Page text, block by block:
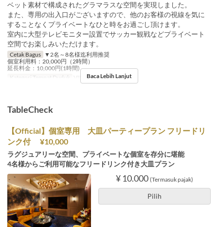
ベット素材で構成されたグラマラスな空間を実現しました。
また、専用の出入口がございますので、他のお客様の視線を気に
することなくプライベートなひと時をお過ごし頂けます。
室内に大型テレビモニター設置でサッカー観戦などプライベート
空間でお楽しみいただけます。
Cetak Bagus
▼2名～8名様迄利用推奨
個室利用料：20,000円（2時間）
延長料金：10,000円(1時間)
Kategori Tempat Duduk
VIP RoomBaca Lebih Lanjut
TableCheck
【Official】個室専用 大皿パーティープラン フリードリ
ンク付 ¥10,000
ラグジュアリーな空間、プライベートな個室を存分に堪能
4名様からご利用可能なフリードリンク付き大皿プラン
¥ 10.000 (Termasuk pajak)
Pilih